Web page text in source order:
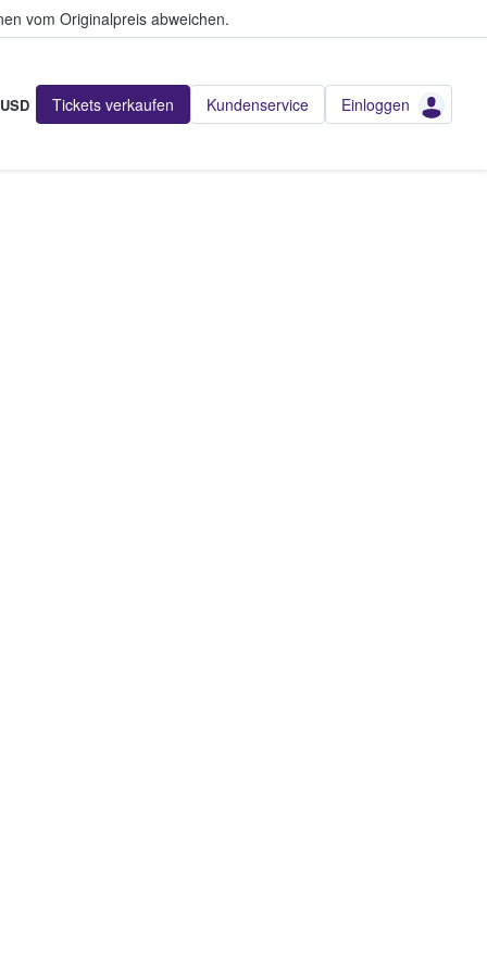
vom Originalpreis abweichen.
USD Tickets verkaufen Kundenservice Einloggen